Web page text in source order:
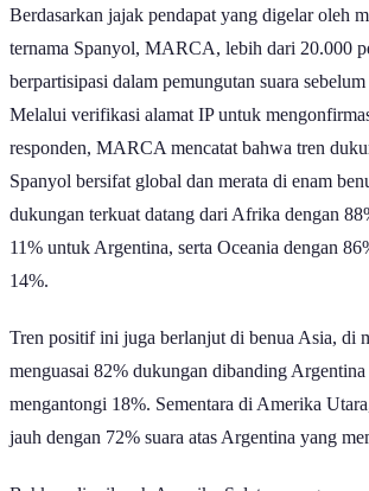
memperlihatkan kecenderungan unik yaitu
berada di belakang La Roja.
Spanyol Kuasai Dukungan di
Selama Final Piala Dunia